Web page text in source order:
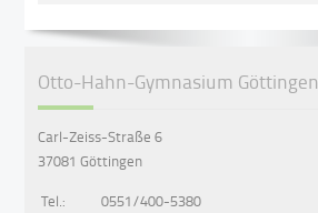
Otto-Hahn-Gymnasium Göttingen
Carl-Zeiss-Straße 6
37081 Göttingen
Tel.:
0551/400-5380